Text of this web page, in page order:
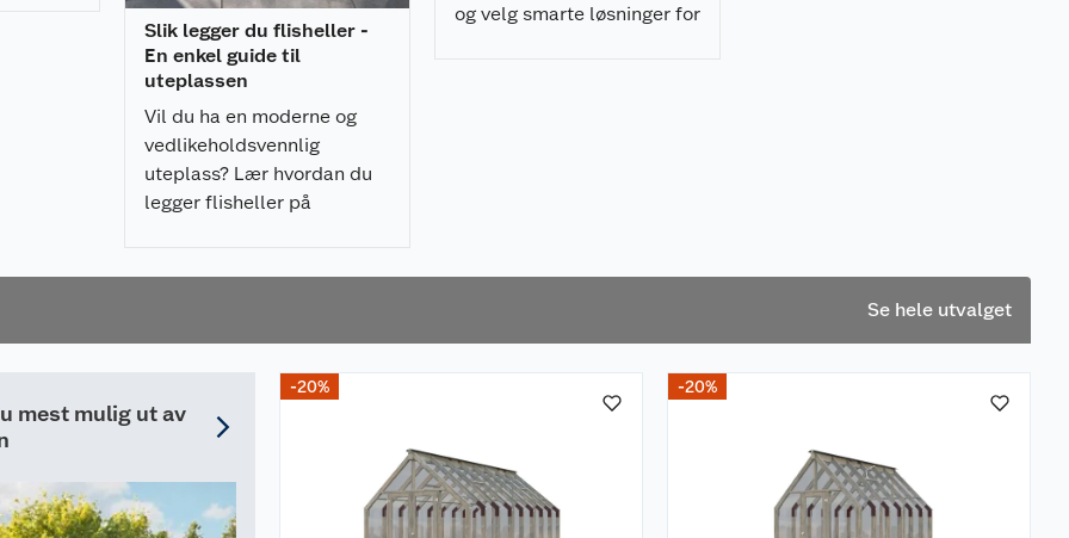
/ underlaget
taktekke kjøpes
etter montering for
av bolighus i
Slik legger du flisheller -
En enkel guide til
uteplassen
Vil du ha en moderne og
vedlikeholdsvennlig
uteplass? Lær hvordan du
legger flisheller på
og velg smarte løsninger for
Se hele utvalget
mest mulig ut av
-20% -20%